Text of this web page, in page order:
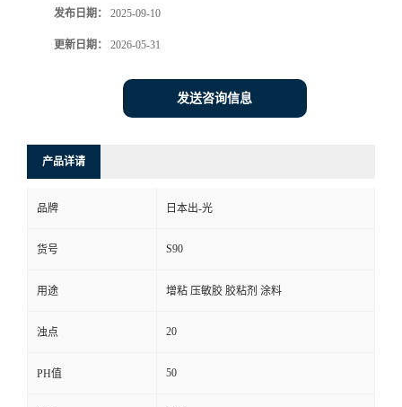
发布日期： 2025-09-10
更新日期： 2026-05-31
发送咨询信息
产品详请
品牌 日本出-光
货号 S90
用途 增粘 压敏胶 胶粘剂 涂料
浊点 20
PH值 50